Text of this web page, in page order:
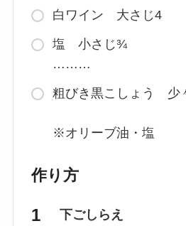
白ワイン 大さじ4
塩 小さじ¾
………
粗びき黒こしょう 少
※オリーブ油・塩
作り方
下ごしらえ